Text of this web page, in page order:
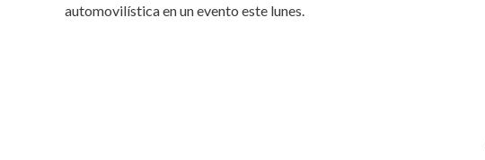
automovilística en un evento este lunes.